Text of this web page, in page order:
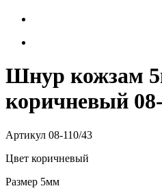
Шнур кожзам
коричневый
Артикул 08-110/43
Цвет коричневый
Размер 5мм